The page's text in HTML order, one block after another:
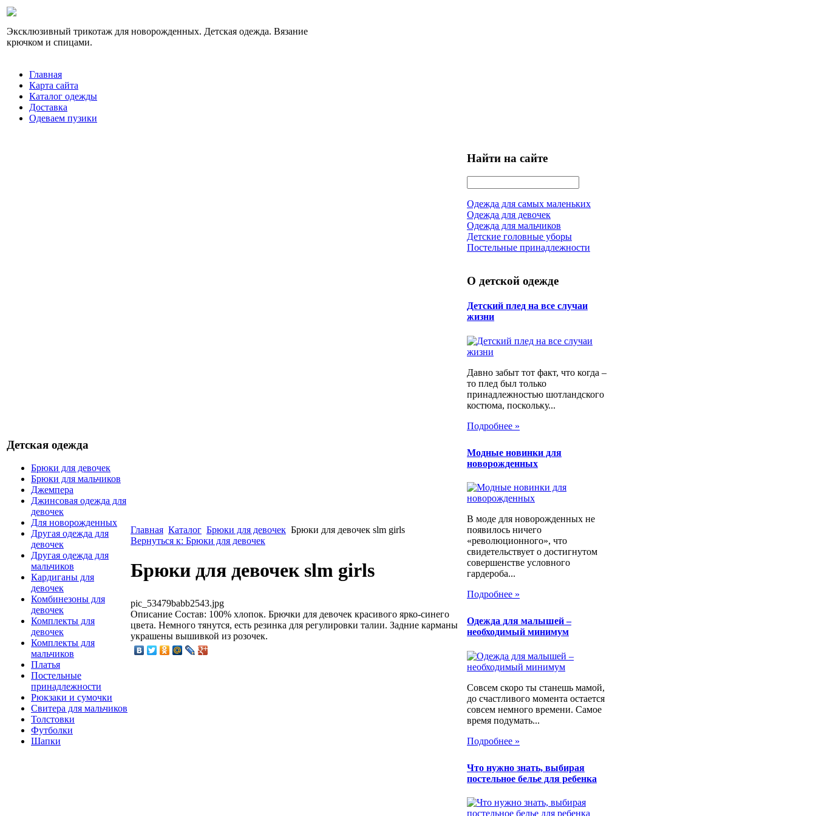
Эксклюзивный трикотаж для новорожденных. Детская одежда. Вязание
крючком и спицами.
Главная
Карта сайта
Каталог одежды
Доставка
Одеваем пузики
Детская одежда
Брюки для девочек
Брюки для мальчиков
Джемпера
Джинсовая одежда для
девочек
Для новорожденных
Другая одежда для
девочек
Другая одежда для
мальчиков
Кардиганы для
девочек
Комбинезоны для
девочек
Комплекты для
девочек
Комплекты для
мальчиков
Платья
Постельные
принадлежности
Рюкзаки и сумочки
Свитера для мальчиков
Толстовки
Футболки
Шапки
Главная Каталог Брюки для девочек Брюки для девочек slm girls
Вернуться к: Брюки для девочек
Брюки для девочек slm girls
pic_53479babb2543.jpg
Описание Состав: 100% хлопок. Брючки для девочек красивого ярко-синего
цвета. Немного тянутся, есть резинка для регулировки талии. Задние карманы
украшены вышивкой из розочек.
Найти на сайте
Одежда для самых маленьких
Одежда для девочек
Одежда для мальчиков
Детские головные уборы
Постельные принадлежности
О детской одежде
Детский плед на все случаи
жизни
Давно забыт тот факт, что когда –
то плед был только
принадлежностью шотландского
костюма, поскольку...
Подробнее »
Модные новинки для
новорожденных
В моде для новорожденных не
появилось ничего
«революционного», что
свидетельствует о достигнутом
совершенстве условного
гардероба...
Подробнее »
Одежда для малышей –
необходимый минимум
Совсем скоро ты станешь мамой,
до счастливого момента остается
совсем немного времени. Самое
время подумать...
Подробнее »
Что нужно знать, выбирая
постельное белье для ребенка